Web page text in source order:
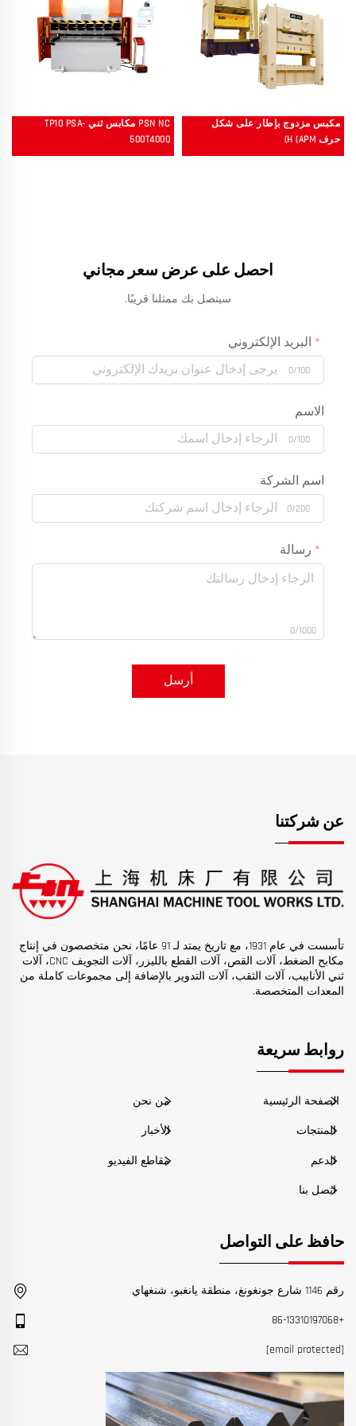
مكبس مزدوج بإطار على شكل
حرف H (APM)
PSN NC مكابس ثني TP10 PSA-
500T4000
احصل على عرض سعر مجاني
سيتصل بك ممثلنا قريبًا.
البريد الإلكتروني
0/100
الاسم
0/100
اسم الشركة
0/200
رسالة
0/1000
أرسل
عن شركتنا
تأسست في عام 1931، مع تاريخ يمتد لـ 91 عامًا، نحن متخصصون في إنتاج
مكابح الضغط، آلات القص، آلات القطع بالليزر، آلات التجويف CNC، آلات
ثني الأنابيب، آلات الثقب، آلات التدوير بالإضافة إلى مجموعات كاملة من
المعدات المتخصصة.
روابط سريعة
الصفحة الرئيسية من نحن
المنتجات الأخبار
الدعم مقاطع الفيديو
اتصل بنا
حافظ على التواصل
رقم 1146 شارع جونغونغ، منطقة يانغبو، شنغهاي
+86-13310197068
[email protected]